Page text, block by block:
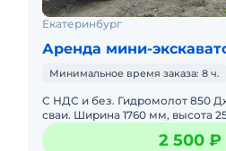
Екатеринбург
Аренда мини-
Минимальное время заказа: 8 ч.
С НДС и без. Гидромолот 850
сваи. Ширина 1760 мм, высота
2 500 ₽